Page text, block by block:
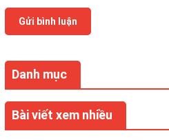
Danh mục
Bài viết xem nhiều
Gửi bình luận